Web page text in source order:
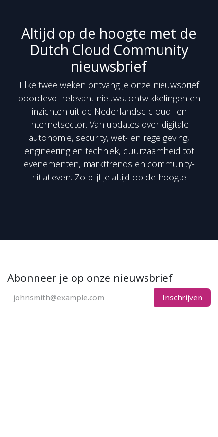
Altijd op de hoogte met de
Dutch Cloud Community
nieuwsbrief
Elke twee weken ontvang je onze nieuwsbrief
boordevol relevant nieuws, ontwikkelingen en
inzichten uit de Nederlandse cloud- en
internetsector. Van updates over digitale
autonomie, security, wet- en regelgeving,
engineering en techniek, duurzaamheid tot
evenementen, markttrends en community-
initiatieven. Zo blijf je altijd op de hoogte.
Abonneer je op onze nieuwsbrief
Inschrijven